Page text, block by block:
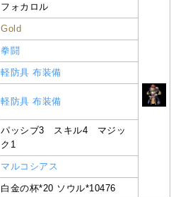
フォカロル
Gold
拳闘
軽防具 布装備
軽防具 布装備
パッシブ3 スキル4 マジッ
ク1
マルコシアス
白金の杯*20 ソウル*10476